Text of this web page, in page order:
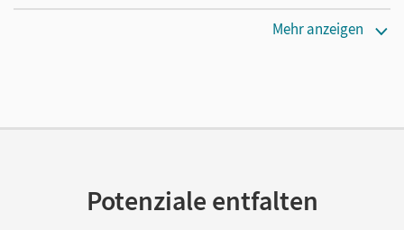
Mehr anzeigen
Potenziale entfalten